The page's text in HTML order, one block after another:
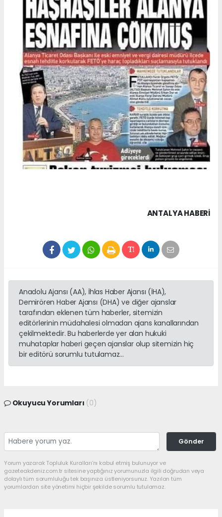
ANTALYA HABERİ
Anadolu Ajansı (AA), İhlas Haber Ajansı (İHA),
Demirören Haber Ajansı (DHA) ve diğer ajanslar
tarafından eklenen tüm haberler, sitemizin
editörlerinin müdahalesi olmadan ajans kanallarından
çekilmektedir. Bu haberlerde yer alan hukuki
muhataplar haberi geçen ajanslar olup sitemizin hiç
bir editörü sorumlu tutulamaz...
Okuyucu Yorumları (0)
Gönder
Yorum yazarak Topluluk Kuralları’nı kabul etmiş bulunuyor ve
gazeteakdeniz.com.tr sitesine yaptığınız yorumunuzla ilgili doğrudan veya
dolaylı tüm sorumluluğu tek başınıza üstleniyorsunuz. Yazılan tüm
yorumlardan site yönetimi hiçbir şekilde sorumlu tutulamaz.